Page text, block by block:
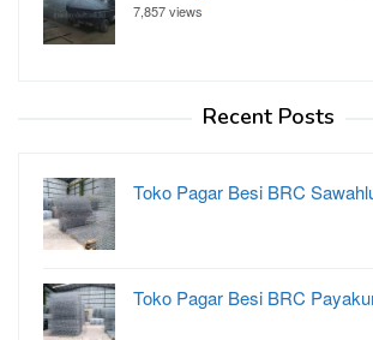
7,857 views
Recent Posts
Toko Pagar Besi BRC
Toko Pagar Besi BRC